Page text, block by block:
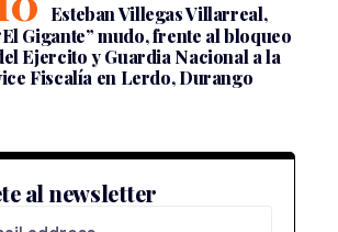
Esteban Villegas Villarreal,
Gigante” mudo, frente al bloqueo
Ejercito y Guardia Nacional a la
Fiscalía en Lerdo, Durango
al newsletter